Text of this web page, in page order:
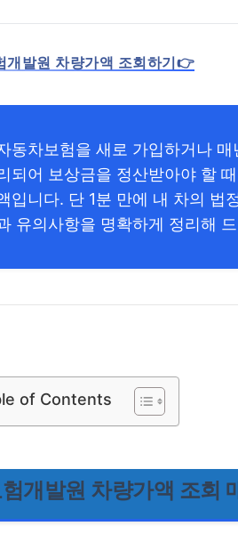
개발원 차량가액 조회하기👉
동차보험을 새로 가입하거나
되어 보상금을 정산받아야 할
입니다. 단 1분 만에 내 차의 법
유의사항을 명확하게 정리해
of Contents
개발원 차량가액 조회